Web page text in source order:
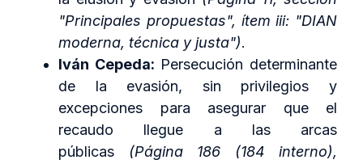
"Principales propuestas", ítem iii: "DIAN
moderna, técnica y justa").
Iván Cepeda: Persecución determinante
de la evasión, sin privilegios y
excepciones para asegurar que el
recaudo llegue a las arcas
públicas
(Página 186 (184 interno),